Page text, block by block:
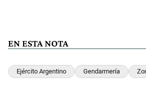
EN ESTA NOTA
Ejército Argentino Gendarmería